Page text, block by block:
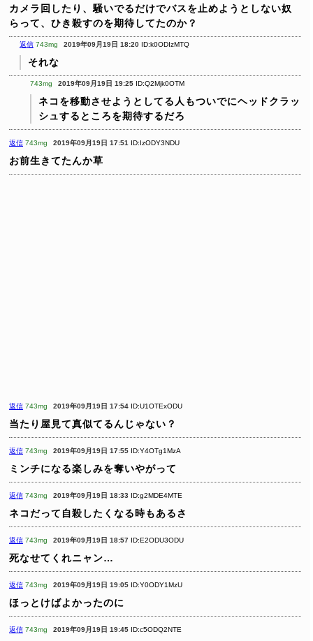
カメラ回したり、騒いでるだけでバスを止めようとしない奴
らって、ひき殺すのを期待してたのか？
返信 743mg 2019年09月19日 18:20 ID:k0ODIzMTQ
それな
743mg 2019年09月19日 19:25 ID:Q2Mjk0OTM
ネコを移動させようとしてる人もついでにヘッドクラッ
シュするところを期待するだろ
返信 743mg 2019年09月19日 17:51 ID:IzODY3NDU
お前生きてたんか草
返信 743mg 2019年09月19日 17:54 ID:U1OTExODU
当たり屋見て真似てるんじゃない？
返信 743mg 2019年09月19日 17:55 ID:Y4OTg1MzA
ミンチになる楽しみを奪いやがって
返信 743mg 2019年09月19日 18:33 ID:g2MDE4MTE
ネコだって自殺したくなる時もあるさ
返信 743mg 2019年09月19日 18:57 ID:E2ODU3ODU
死なせてくれニャン…
返信 743mg 2019年09月19日 19:05 ID:Y0ODY1MzU
ほっとけばよかったのに
返信 743mg 2019年09月19日 19:45 ID:c5ODQ2NTE